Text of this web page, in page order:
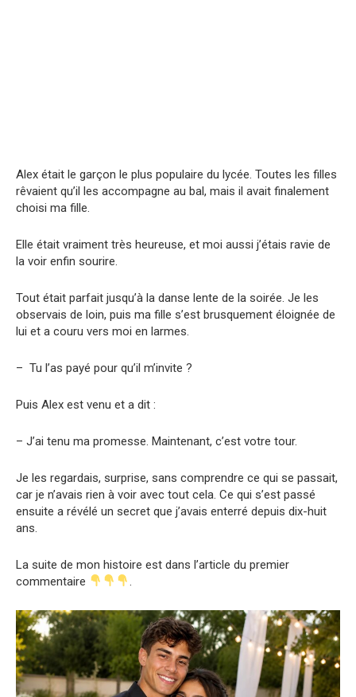
Alex était le garçon le plus populaire du lycée. Toutes les filles
rêvaient qu’il les accompagne au bal, mais il avait finalement
choisi ma fille.
Elle était vraiment très heureuse, et moi aussi j’étais ravie de
la voir enfin sourire.
Tout était parfait jusqu’à la danse lente de la soirée. Je les
observais de loin, puis ma fille s’est brusquement éloignée de
lui et a couru vers moi en larmes.
– Tu l’as payé pour qu’il m’invite ?
Puis Alex est venu et a dit :
– J’ai tenu ma promesse. Maintenant, c’est votre tour.
Je les regardais, surprise, sans comprendre ce qui se passait,
car je n’avais rien à voir avec tout cela. Ce qui s’est passé
ensuite a révélé un secret que j’avais enterré depuis dix-huit
ans.
La suite de mon histoire est dans l’article du premier
commentaire
.